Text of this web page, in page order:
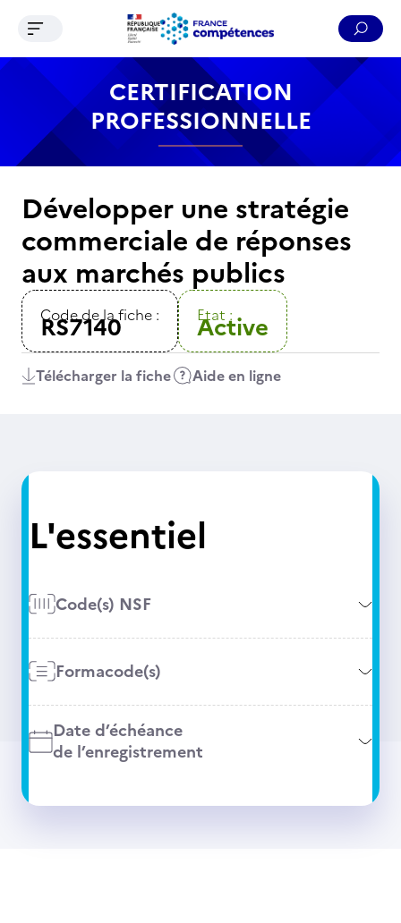
Contenu Recherche Menu Pied de page
Ouvrir le menu de navigation
CERTIFICATION
PROFESSIONNELLE
Développer une stratégie
commerciale de réponses
aux marchés publics
Code de la fiche :
RS7140 Etat :
Active
Télécharger la fiche Aide en ligne
L'essentiel
Code(s) NSF
Formacode(s)
Date d’échéance
de l’enregistrement